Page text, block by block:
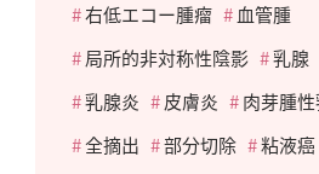
右低エコー腫瘤
血管腫
局所的非対称性陰影
乳腺
乳腺炎
皮膚炎
肉芽腫
全摘出
部分切除
粘液癌